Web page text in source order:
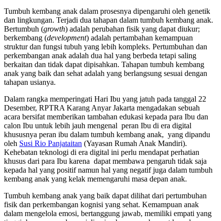
Tumbuh kembang anak dalam prosesnya dipengaruhi oleh genetik
dan lingkungan. Terjadi dua tahapan dalam tumbuh kembang anak.
Bertumbuh (growth) adalah perubahan fisik yang dapat diukur;
berkembang (development) adalah pertambahan kemampuan
struktur dan fungsi tubuh yang lebih kompleks. Pertumbuhan dan
perkembangan anak adalah dua hal yang berbeda tetapi saling
berkaitan dan tidak dapat dipisahkan. Tahapan tumbuh kembang
anak yang baik dan sehat adalah yang berlangsung sesuai dengan
tahapan usianya.
Dalam rangka memperingati Hari Ibu yang jatuh pada tanggal 22
Desember, RPTRA Karang Anyar Jakarta mengadakan sebuah
acara bersifat memberikan tambahan edukasi kepada para Ibu dan
calon Ibu untuk lebih jauh mengenal peran Ibu di era digital
khususnya peran ibu dalam tumbuh kembang anak, yang dipandu
oleh Susi Rio Panjataitan (Yayasan Rumah Anak Mandiri).
Kehebatan teknologi di era digital ini perlu mendapat perhatian
khusus dari para Ibu karena dapat membawa pengaruh tidak saja
kepada hal yang positif namun hal yang negatif juga dalam tumbuh
kembang anak yang kelak memengaruhi masa depan anak.
Tumbuh kembang anak yang baik dapat dilihat dari pertumbuhan
fisik dan perkembangan kognisi yang sehat. Kemampuan anak
dalam mengelola emosi, bertanggung jawab, memiliki empati yang